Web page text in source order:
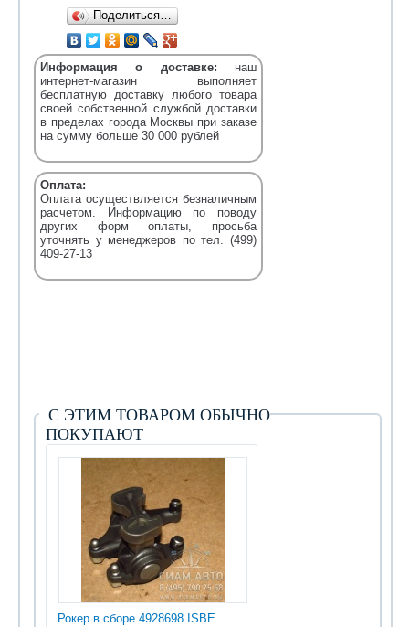
Поделиться…
Информация о доставке: наш
интернет-магазин выполняет
бесплатную доставку любого товара
своей собственной службой доставки
в пределах города Москвы при заказе
на сумму больше 30 000 рублей
Оплата:
Оплата осуществляется безналичным
расчетом. Информацию по поводу
других форм оплаты, просьба
уточнять у менеджеров по тел. (499)
409-27-13
С ЭТИМ ТОВАРОМ ОБЫЧНО
ПОКУПАЮТ
Рокер в сборе 4928698 ISBE